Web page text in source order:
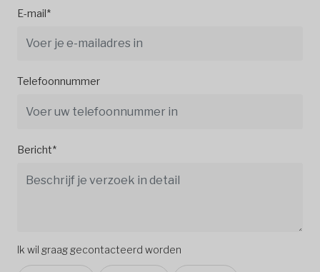
E-mail*
Telefoonnummer
Bericht*
Ik wil graag gecontacteerd worden